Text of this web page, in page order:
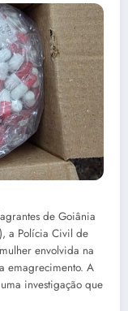
de Goiânia
a Polícia Civil de
envolvida na
emagrecimento. A
investigação que